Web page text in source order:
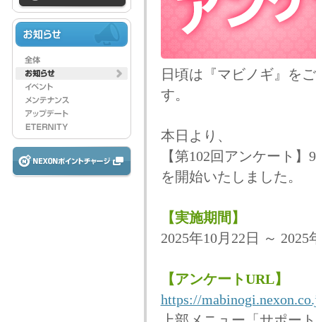
日頃は『マビノギ』を
す。
本日より、
【第102回アンケート
を開始いたしました。
【実施期間】
2025年10月22日 ～
【アンケートURL】
https://